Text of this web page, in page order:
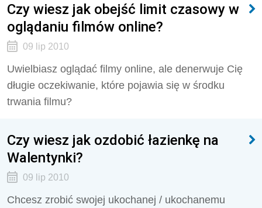
Czy wiesz jak obejść limit czasowy w
oglądaniu filmów online?
09 lip 2010
Uwielbiasz oglądać filmy online, ale denerwuje Cię
długie oczekiwanie, które pojawia się w środku
trwania filmu?
Czy wiesz jak ozdobić łazienkę na
Walentynki?
09 lip 2010
Chcesz zrobić swojej ukochanej / ukochanemu